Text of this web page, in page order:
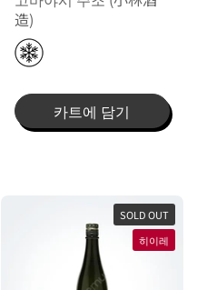
造)
카트에 담기
SOLD OUT
히이레